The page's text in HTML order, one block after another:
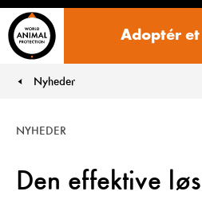
Adoptér
You are here:
Nyheder
Den effektive
NYHEDER